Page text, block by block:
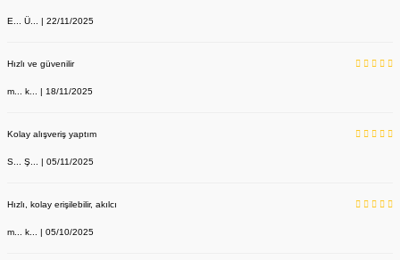
Labor Medikal Tekstil
E... Ü... | 22/11/2025
Hızlı ve güvenilir
m... k... | 18/11/2025
Kolay alışveriş yaptım
S... Ş... | 05/11/2025
Hızlı, kolay erişilebilir, akılcı
m... k... | 05/10/2025